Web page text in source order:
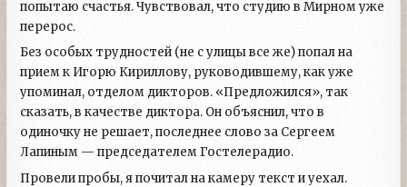
попытаю счастья. Чувствовал, что студию в Мирном уже
перерос.
Без особых трудностей (не с улицы все же) попал на
прием к Игорю Кириллову, руководившему, как уже
упоминал, отделом дикторов. «Предложился», так
сказать, в качестве диктора. Он объяснил, что в
одиночку не решает, последнее слово за Сергеем
Лапиным — председателем Гостелерадио.
Провели пробы, я почитал на камеру текст и уехал.